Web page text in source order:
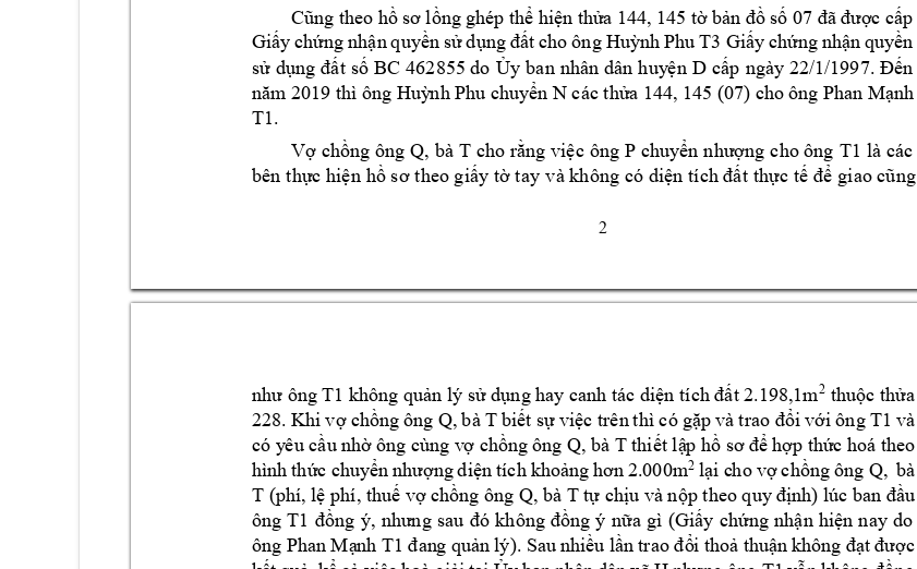
2
Cũng theo hồ sơ lồng ghép thể hiện thửa 144, 145 tờ bản đồ số 07 đã được cấp
Giấy chứng nhận quyền sử dụng đất cho ông Huỳnh Phu T3 Giấy chứng nhận quyền
sử dụng đất số BC 462855 do Ủy ban nhân dân huyện D cấp ngày 22/1/1997. Đến
năm 2019 thì ông Huỳnh Phu chuyển N các thửa 144, 145 (07) cho ông Phan Mạnh
T1.
Vợ chồng ông Q, bà T cho rằng việc ông P chuyển nhượng cho ông T1 là các
bên thực hiện hồ sơ theo giấy tờ tay và không có diện tích đất thực tế để giao cũng
như ông T1 không quản l sử dụng hay canh tác diện tích đất 2.198,1m2 thuộc thửa
228. Khi vợ chồng ông Q, bà T biết sự việc trên thì có gặp và trao đổi với ông T1 và
có yêu cầu nhờ ông cùng vợ chồng ông Q, bà T thiết lập hồ sơ để hợp thức hoá theo
hình thức chuyển nhượng diện tích khoảng hơn 2.000m2 lại cho vợ chồng ông Q, bà
T (phí, lệ phí, thuế vợ chồng ông Q, bà T tự chịu và nộp theo quy định) lúc ban đầu
ông T1 đồng , nhưng sau đó không đồng  nữa gì (Giấy chứng nhận hiện nay do
ông Phan Mạnh T1 đang quản l). Sau nhiều lần trao đổi thoả thuận không đạt được